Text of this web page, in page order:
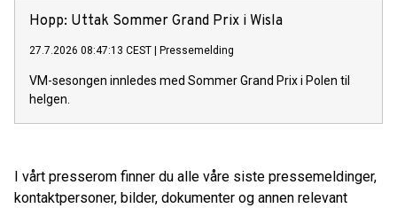
Hopp: Uttak Sommer Grand Prix i Wisla
27.7.2026 08:47:13 CEST Pressemelding
VM-sesongen innledes med Sommer Grand Prix i Polen til
helgen.
I vårt presserom finner du alle våre siste pressemeldinger,
kontaktpersoner, bilder, dokumenter og annen relevant